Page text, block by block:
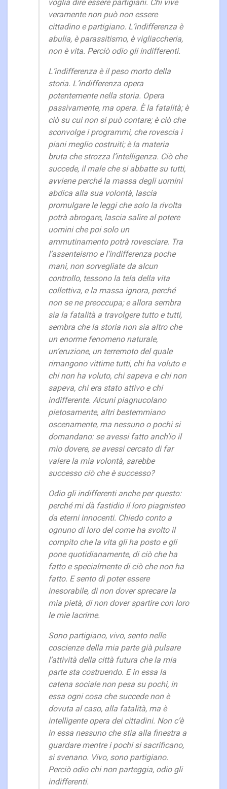
voglia dire essere partigiani. Chi vive
veramente non può non essere
cittadino e partigiano. L’indifferenza è
abulia, è parassitismo, è vigliaccheria,
non è vita. Perciò odio gli indifferenti.
L’indifferenza è il peso morto della
storia. L’indifferenza opera
potentemente nella storia. Opera
passivamente, ma opera. È la fatalità; è
ciò su cui non si può contare; è ciò che
sconvolge i programmi, che rovescia i
piani meglio costruiti; è la materia
bruta che strozza l’intelligenza. Ciò che
succede, il male che si abbatte su tutti,
avviene perché la massa degli uomini
abdica alla sua volontà, lascia
promulgare le leggi che solo la rivolta
potrà abrogare, lascia salire al potere
uomini che poi solo un
ammutinamento potrà rovesciare. Tra
l’assenteismo e l’indifferenza poche
mani, non sorvegliate da alcun
controllo, tessono la tela della vita
collettiva, e la massa ignora, perché
non se ne preoccupa; e allora sembra
sia la fatalità a travolgere tutto e tutti,
sembra che la storia non sia altro che
un enorme fenomeno naturale,
un’eruzione, un terremoto del quale
rimangono vittime tutti, chi ha voluto e
chi non ha voluto, chi sapeva e chi non
sapeva, chi era stato attivo e chi
indifferente. Alcuni piagnucolano
pietosamente, altri bestemmiano
oscenamente, ma nessuno o pochi si
domandano: se avessi fatto anch’io il
mio dovere, se avessi cercato di far
valere la mia volontà, sarebbe
successo ciò che è successo?
Odio gli indifferenti anche per questo:
perché mi dà fastidio il loro piagnisteo
da eterni innocenti. Chiedo conto a
ognuno di loro del come ha svolto il
compito che la vita gli ha posto e gli
pone quotidianamente, di ciò che ha
fatto e specialmente di ciò che non ha
fatto. E sento di poter essere
inesorabile, di non dover sprecare la
mia pietà, di non dover spartire con loro
le mie lacrime.
Sono partigiano, vivo, sento nelle
coscienze della mia parte già pulsare
l’attività della città futura che la mia
parte sta costruendo. E in essa la
catena sociale non pesa su pochi, in
essa ogni cosa che succede non è
dovuta al caso, alla fatalità, ma è
intelligente opera dei cittadini. Non c’è
in essa nessuno che stia alla finestra a
guardare mentre i pochi si sacrificano,
si svenano. Vivo, sono partigiano.
Perciò odio chi non parteggia, odio gli
indifferenti.